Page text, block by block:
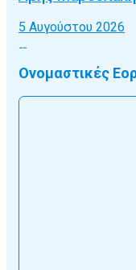
5 Αυγούστου 2026
Ονομαστικές